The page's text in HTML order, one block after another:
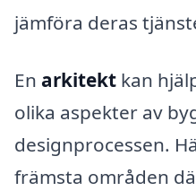
jämföra deras
En arkitekt kan
olika aspekter av
designprocessen.
främsta områden